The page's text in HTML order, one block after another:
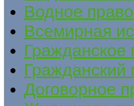
Водное право
Всемирная
Гражданское
Гражданский
Договорное